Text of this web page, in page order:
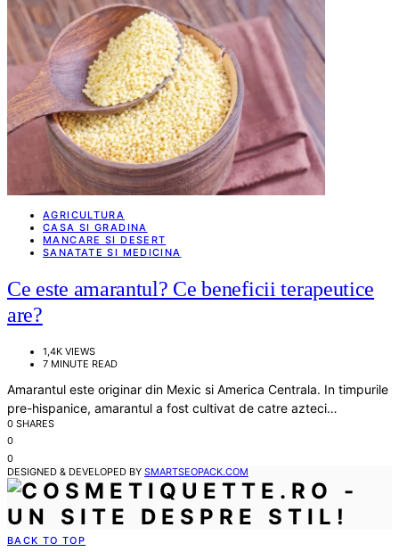
AGRICULTURA
CASA SI GRADINA
MANCARE SI DESERT
SANATATE SI MEDICINA
Ce este amarantul? Ce beneficii terapeutice
are?
1,4K VIEWS
7 MINUTE READ
Amarantul este originar din Mexic si America Centrala. In timpurile
pre-hispanice, amarantul a fost cultivat de catre azteci…
0 SHARES
0
0
DESIGNED & DEVELOPED BY SMARTSEOPACK.COM
BACK TO TOP